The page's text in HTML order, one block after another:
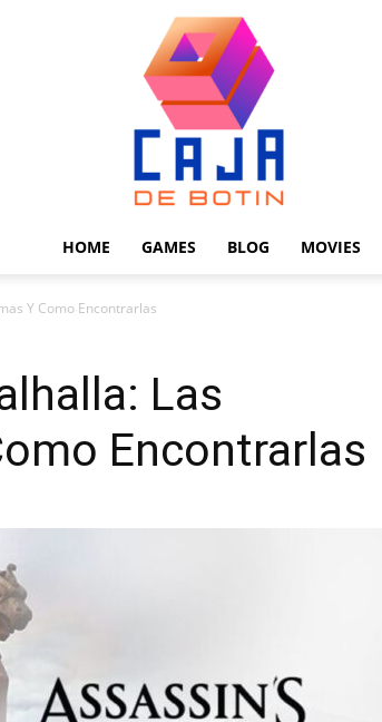
HOME GAMES BLOG MOVIES
Y Como Encontrarlas
Las
Encontrarlas